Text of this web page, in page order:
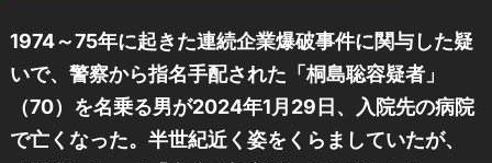
1974～75年に起きた連続企業爆破事件に関与した疑
いで、警察から指名手配された「桐島聡容疑者」
（70）を名乗る男が2024年1月29日、入院先の病院
で亡くなった。半世紀近く姿をくらましていたが、